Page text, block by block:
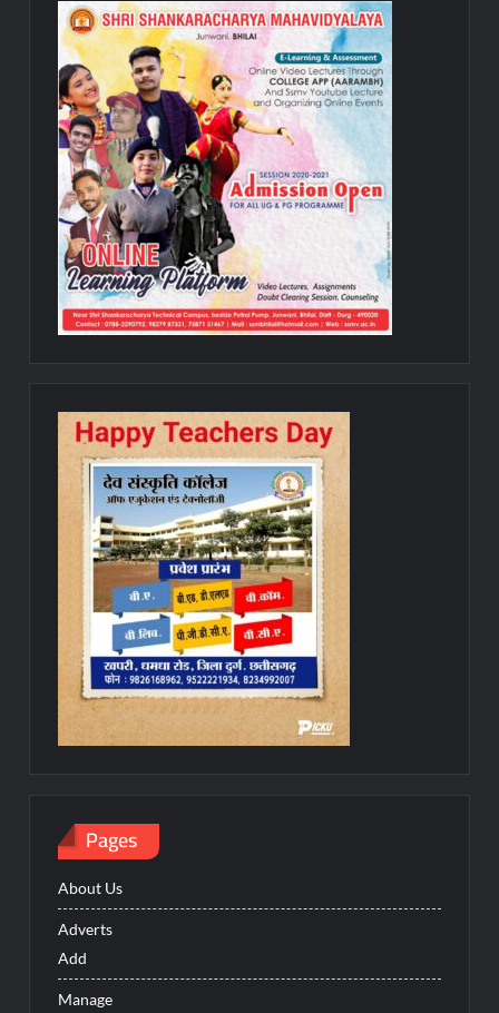
Pages
About Us
Adverts
Add
Manage